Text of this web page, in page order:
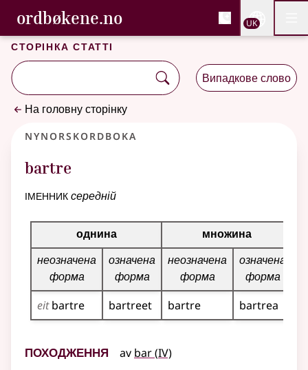
Перейти до основного вмісту
Доступність
ordbøkene.no, Cловник букмола та
Cловник букмола та Словник нюношка
UK
Сторінка статті
Випадкове слово
На головну сторінку
Nynorskordboka
bartre
іменниксередній
Таблиця відмінювання для цього іменника
однина
множина
неозначена
форма
означена
форма
неозначена
форма
означена
форма
eitbartre bartreet bartre bartrea
Походження av bar(4
IV)